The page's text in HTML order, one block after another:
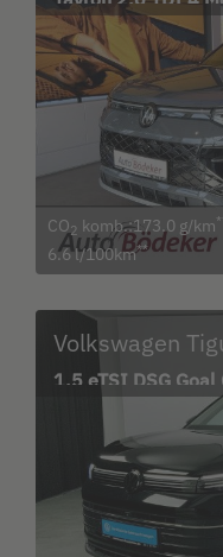
DSG R-Line
CO2 komb.:173.0 g/km
6.6 l/100km**
Volkswagen
1.5 eTSI DSG
b. 17.12.29 /